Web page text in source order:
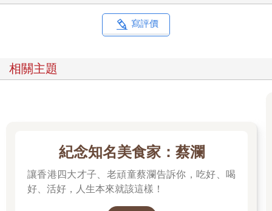
寫評價
相關主題
紀念知名美食家：蔡瀾
讓香港四大才子、老頑童蔡瀾告訴你，吃好、喝
好、活好，人生本來就該這樣！